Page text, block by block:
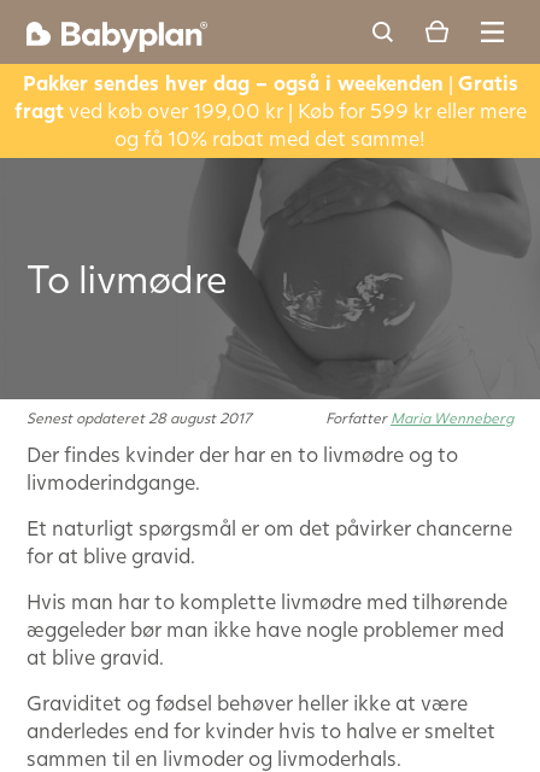
Pakker sendes hver dag – også i weekenden | Gratis
fragtved køb over 199,00 kr | Køb for 599 kr eller mere
og få 10% rabat med det samme!
To livmødre
Senest opdateret 28 august 2017 Forfatter Maria Wenneberg
Der findes kvinder der har en to livmødre og to
livmoderindgange.
Et naturligt spørgsmål er om det påvirker chancerne
for at blive gravid.
Hvis man har to komplette livmødre med tilhørende
æggeleder bør man ikke have nogle problemer med
at blive gravid.
Graviditet og fødsel behøver heller ikke at være
anderledes end for kvinder hvis to halve er smeltet
sammen til en livmoder og livmoderhals.